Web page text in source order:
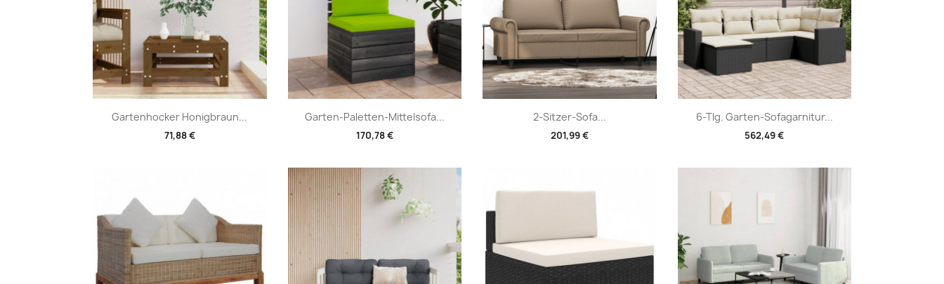
Gartenhocker Honigbraun...
71,88 €
Vorschau Garten-Paletten-Mittelsofa...
170,78 €
Vorschau 2-Sitzer-Sofa...
201,99 €
Vorschau 6-Tlg. Garten-Sofagarnitur...
562,49 €
Vorschau